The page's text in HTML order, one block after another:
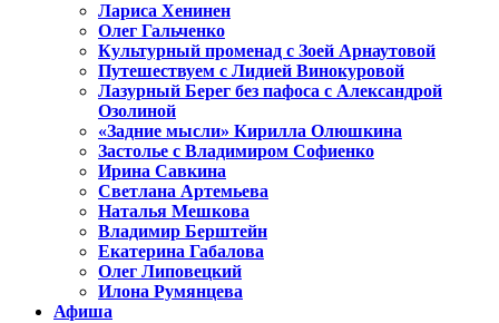
Лариса Хенинен
Олег Гальченко
Культурный променад с Зоей Арнаутовой
Путешествуем с Лидией Винокуровой
Лазурный Берег без пафоса с Александрой
Озолиной
«Задние мысли» Кирилла Олюшкина
Застолье с Владимиром Софиенко
Ирина Савкина
Светлана Артемьева
Наталья Мешкова
Владимир Берштейн
Екатерина Габалова
Олег Липовецкий
Илона Румянцева
Афиша